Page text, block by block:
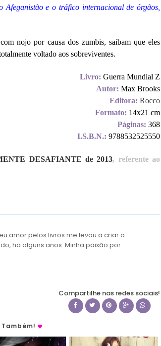
Afeganistão e o tráfico internacional de órgãos,
nojo por causa dos zumbis, saibam que eles
voltado aos sobreviventes.
Livro: Guerra Mundial Z
Autor: Max Brooks
Editora: Rocco
Formato: 14x21 cm
Páginas: 368
I.S.B.N.: 9788532525550
DESAFIANTE de 2013, referente ao
amor pelos livros me levou a criar o
há alguns anos. Minha paixão por
Compartilhe nas redes sociais!